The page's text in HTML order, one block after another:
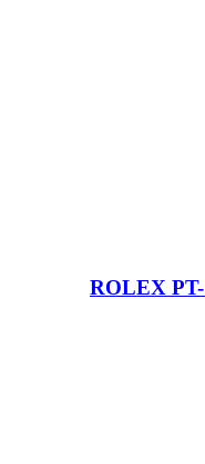
ساعت مچی مردانه رولکس مدل ROLEX PT-